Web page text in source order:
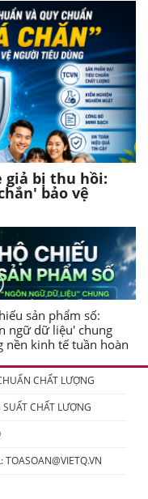
giả bị thu hồi:
bảo vệ
sản phẩm số:
ngữ dữ liệu' chung
nền kinh tế tuần hoàn
CHẤT LƯỢNG
CHẤT LƯỢNG
TOASOAN@VIETQ.VN